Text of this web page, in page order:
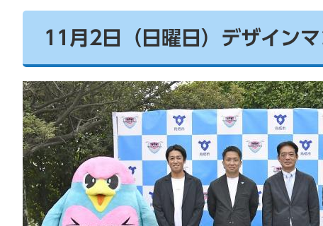
11月2日（日曜日）デザイン